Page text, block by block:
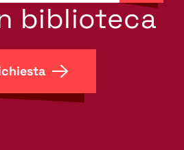
biblioteca